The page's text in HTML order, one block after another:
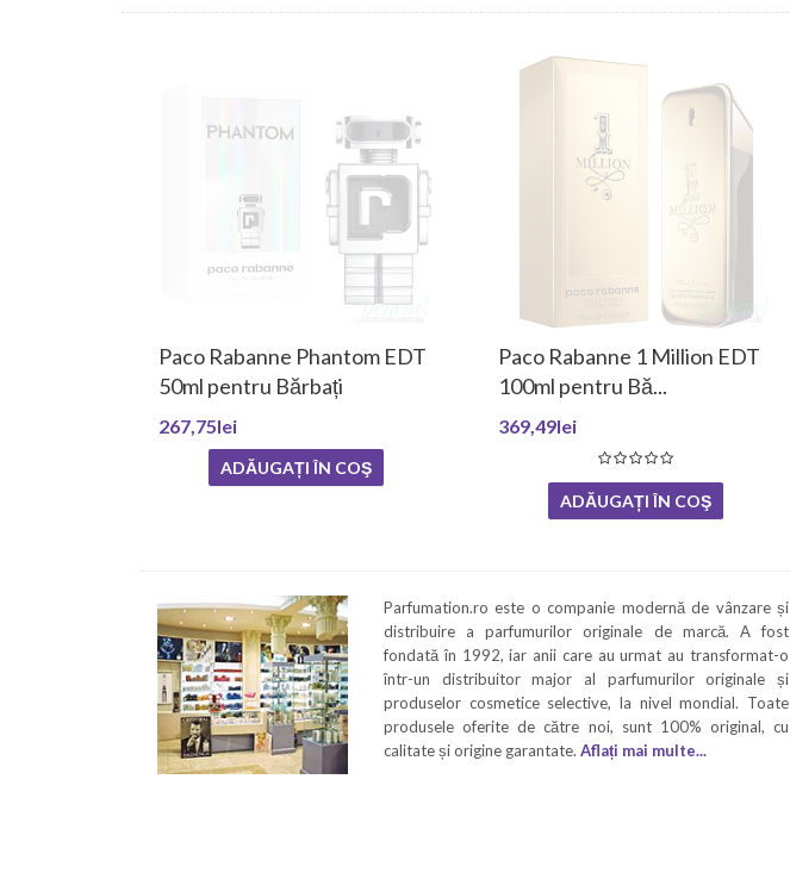
Paco Rabanne Phantom EDT
50ml pentru Bărbați
267,75lei
ADĂUGAȚI ÎN COŞ
Paco Rabanne 1 Million EDT
100ml pentru Bă...
369,49lei
ADĂUGAȚI ÎN COŞ
Parfumation.ro este o companie modernă de vânzare și
distribuire a parfumurilor originale de marcă. A fost
fondată în 1992, iar anii care au urmat au transformat-o
într-un distribuitor major al parfumurilor originale și
produselor cosmetice selective, la nivel mondial. Toate
produsele oferite de către noi, sunt 100% original, cu
calitate și origine garantate. Aflați mai multe...